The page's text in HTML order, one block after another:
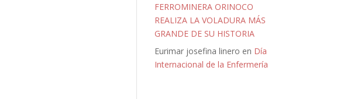
FERROMINERA ORINOCO
REALIZA LA VOLADURA MÁS
GRANDE DE SU HISTORIA
Eurimar josefina linero en Día
Internacional de la Enfermería